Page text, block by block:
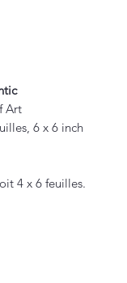
Art
6 x 6 inch
4 x 6 feuilles.